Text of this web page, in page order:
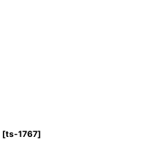
[ts-1767]